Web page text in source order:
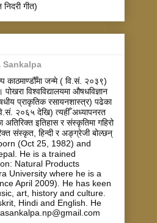
गीत)
Sankalpa
काठमाण्डौँमा जन्मे ( वि.सं. २०३९)
विश्वविद्यालयमा औषधविज्ञान
प्राकृतिक रसायनशास्त्र) पढेका
२०६५ देखि) त्यहीँ अध्यापनरत
इतिहास र संस्कृतिमा गहिरो
संस्कृत, हिन्दी र अङ्ग्रेजी बोल्छन्
(Oct 25, 1982) and
He is a trained
Natural Products
University where he is a
April 2009). He has keen
art, history and culture.
Hindi and English. He